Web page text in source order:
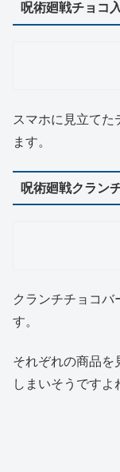
呪術廻戦チョコ
スマホに見立てた
ます。
呪術廻戦クラン
クランチチョコバ
す。
それぞれの商品を
しまいそうですよ